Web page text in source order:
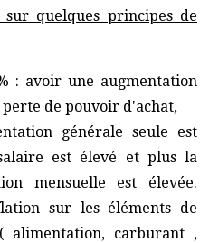
quelques principes de
: avoir une augmentation
de pouvoir d'achat,
générale seule est
est élevé et plus la
mensuelle est élevée.
sur les éléments de
alimentation, carburant ,